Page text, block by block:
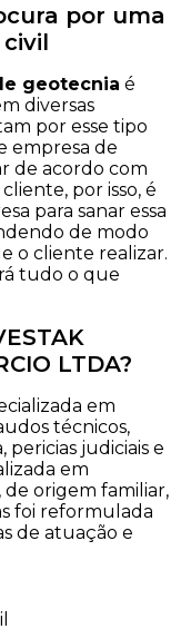
por uma
geotecnia é
diversas
por esse tipo
empresa de
de acordo com
por isso, é
para sanar essa
de modo
o cliente realizar.
tudo o que
LTDA?
em
técnicos,
judiciais e
em
de origem familiar,
foi reformulada
de atuação e